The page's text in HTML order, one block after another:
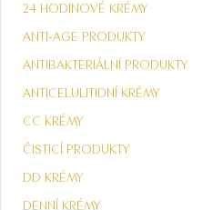
24 HODINOVÉ KRÉMY
ANTI-AGE PRODUKTY
ANTIBAKTERIÁLNÍ PRODUKTY
ANTICELULITIDNÍ KRÉMY
CC KRÉMY
ČISTICÍ PRODUKTY
DD KRÉMY
DENNÍ KRÉMY